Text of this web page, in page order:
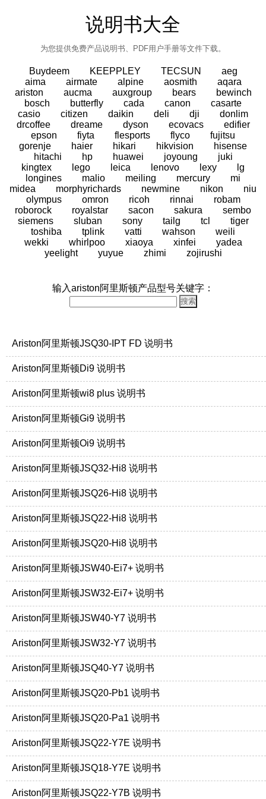
说明书大全
为您提供免费产品说明书、PDF用户手册等文件下载。
Buydeem KEEPPLEY TECSUN
aeg
aima
airmate alpine aosmith
aqara
ariston
aucma auxgroup bears
bewinch
bosch
butterfly cada canon
casarte
casio
citizen daikin deli dji
donlim
drcoffee
dreame dyson ecovacs
edifier
epson
fiyta flesports flyco
fujitsu
gorenje
haier hikari hikvision
hisense
hitachi
hp huawei joyoung
juki
kingtex
lego leica lenovo lexy
lg
longines
malio meiling mercury
mi
midea
morphyrichards newmine nikon
niu
olympus
omron ricoh rinnai
robam
roborock
royalstar sacon sakura
sembo
siemens
sluban sony tailg tcl
tiger
toshiba
tplink vatti wahson
weili
wekki
whirlpoo xiaoya xinfei
yadea
yeelight
yuyue zhimi zojirushi
输入ariston阿里斯顿产品型号关键字：
Ariston阿里斯顿JSQ30-IPT FD 说明书
Ariston阿里斯顿Di9 说明书
Ariston阿里斯顿wi8 plus 说明书
Ariston阿里斯顿Gi9 说明书
Ariston阿里斯顿Oi9 说明书
Ariston阿里斯顿JSQ32-Hi8 说明书
Ariston阿里斯顿JSQ26-Hi8 说明书
Ariston阿里斯顿JSQ22-Hi8 说明书
Ariston阿里斯顿JSQ20-Hi8 说明书
Ariston阿里斯顿JSW40-Ei7+ 说明书
Ariston阿里斯顿JSW32-Ei7+ 说明书
Ariston阿里斯顿JSW40-Y7 说明书
Ariston阿里斯顿JSW32-Y7 说明书
Ariston阿里斯顿JSQ40-Y7 说明书
Ariston阿里斯顿JSQ20-Pb1 说明书
Ariston阿里斯顿JSQ20-Pa1 说明书
Ariston阿里斯顿JSQ22-Y7E 说明书
Ariston阿里斯顿JSQ18-Y7E 说明书
Ariston阿里斯顿JSQ22-Y7B 说明书